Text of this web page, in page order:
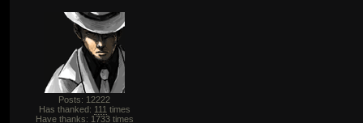
Posts: 12222
Has thanked: 111 times
Have thanks: 1733times